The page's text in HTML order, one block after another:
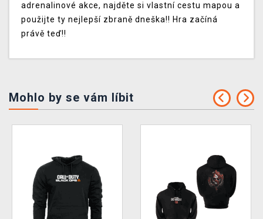
adrenalinové akce, najděte si vlastní cestu mapou a
použijte ty nejlepší zbraně dneška!! Hra začíná
právě teď!!
Mohlo by se vám líbit